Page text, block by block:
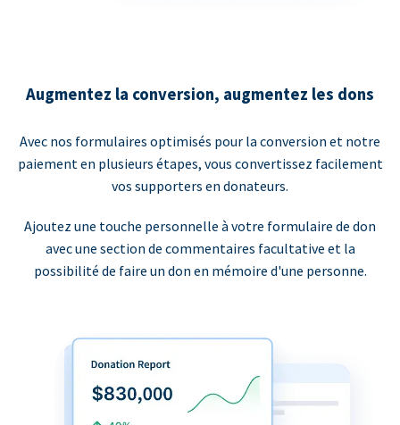
Augmentez la conversion, augmentez les dons
Avec nos formulaires optimisés pour la conversion et notre
paiement en plusieurs étapes, vous convertissez facilement
vos supporters en donateurs.
Ajoutez une touche personnelle à votre formulaire de don
avec une section de commentaires facultative et la
possibilité de faire un don en mémoire d'une personne.